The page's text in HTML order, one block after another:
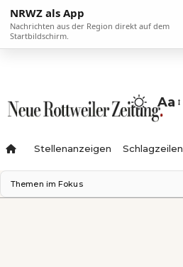
NRWZ als App
Nachrichten aus der Region direkt auf dem
Startbildschirm.
Aa
Stellenanzeigen Schlagzeilen
Themen im Fokus